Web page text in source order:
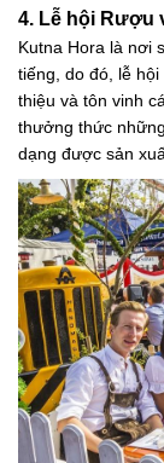
4. Lễ hội Rượu
Kutna Hora là nơi
tiếng, do đó, lễ
thiệu và tôn vinh
thưởng thức
dạng được sản